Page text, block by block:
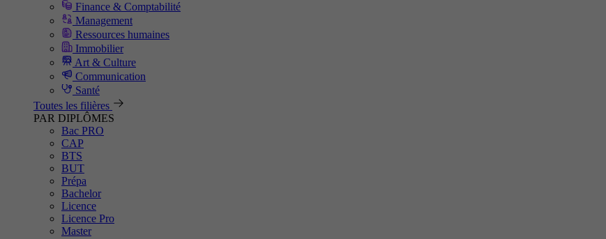
Finance & Comptabilité
Management
Ressources humaines
Immobilier
Art & Culture
Communication
Santé
Toutes les filières
PAR DIPLÔMES
Bac PRO
CAP
BTS
BUT
Prépa
Bachelor
Licence
Licence Pro
Master